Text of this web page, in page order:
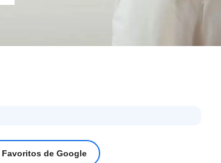
de Google